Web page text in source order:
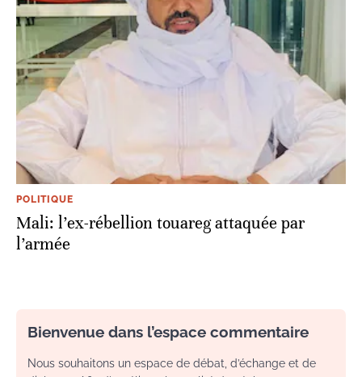
POLITIQUE
Mali: l’ex-rébellion touareg attaquée par
l’armée
Bienvenue dans l’espace commentaire
Nous souhaitons un espace de débat, d’échange et de